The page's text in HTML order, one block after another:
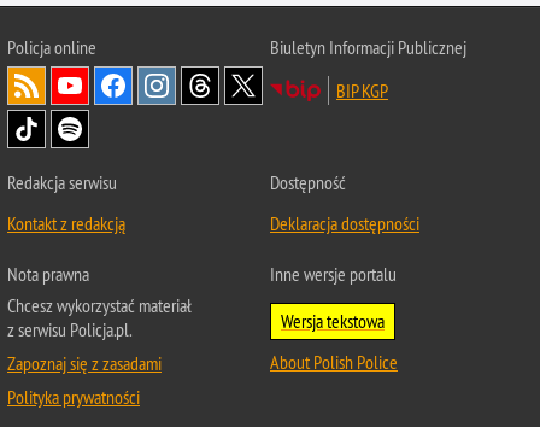
Policjaonline
Biuletyn Informacji Publicznej
BIP KGP
Redakcja serwisu
Kontakt z redakcją
Dostępność
Deklaracja dostępności
Nota prawna
Chcesz wykorzystać materiał
z serwisu Policja.pl.
Zapoznaj się z zasadami
Polityka prywatności
Inne wersje portalu
Wersja tekstowa
About Polish Police